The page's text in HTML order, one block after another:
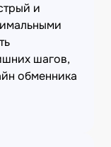
и
шагов,
обменника